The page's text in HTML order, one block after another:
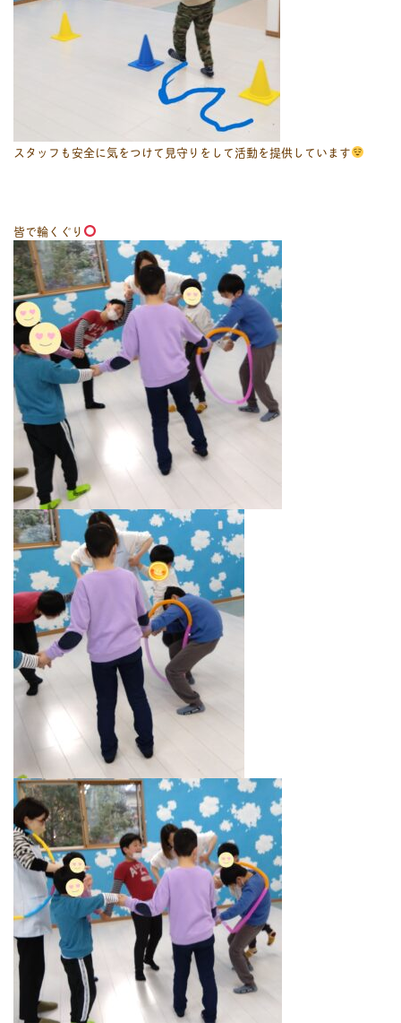
スタッフも安全に気をつけて見守りをして活動を提供しています
皆で輪くぐり